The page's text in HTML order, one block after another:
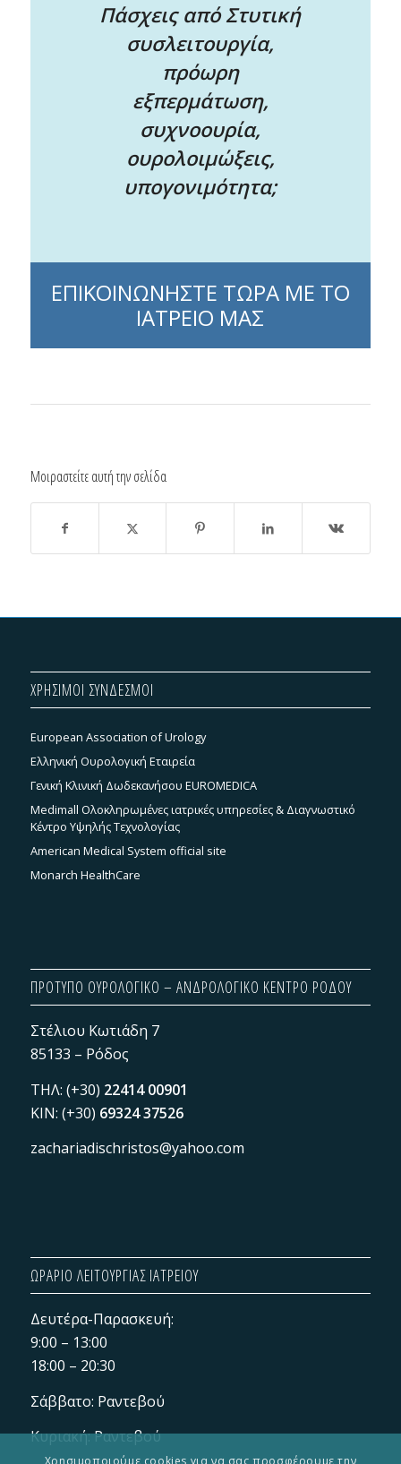
Πάσχεις από Στυτική
συσλειτουργία,
πρόωρη
εξπερμάτωση,
συχνοουρία,
ουρολοιμώξεις,
υπογονιμότητα;
ΕΠΙΚΟΙΝΩΝΗΣΤΕ ΤΩΡΑ ΜΕ ΤΟ
ΙΑΤΡΕΙΟ ΜΑΣ
Μοιραστείτε αυτή την σελίδα
ΧΡΗΣΙΜΟΙ ΣΥΝΔΕΣΜΟΙ
European Association of Urology
Ελληνική Ουρολογική Εταιρεία
Γενική Κλινική Δωδεκανήσου EUROMEDICA
Medimall Ολοκληρωμένες ιατρικές υπηρεσίες & Διαγνωστικό
Κέντρο Υψηλής Τεχνολογίας
American Medical System official site
Monarch HealthCare
ΠΡΟΤΥΠΟ ΟΥΡΟΛΟΓΙΚΟ – ΑΝΔΡΟΛΟΓΙΚΟ ΚΕΝΤΡΟ ΡΟΔΟΥ
Στέλιου Κωτιάδη 7
85133 – Ρόδος
ΤΗΛ: (+30) 22414 00901
KIN: (+30) 69324 37526
zachariadischristos@yahoo.com
ΩΡΑΡΙΟ ΛΕΙΤΟΥΡΓΙΑΣ ΙΑΤΡΕΙΟΥ
Δευτέρα-Παρασκευή:
9:00 – 13:00
18:00 – 20:30
Σάββατο: Ραντεβού
Κυριακή: Ραντεβού
Χρησιμοποιούμε cookies για να σας προσφέρουμε την